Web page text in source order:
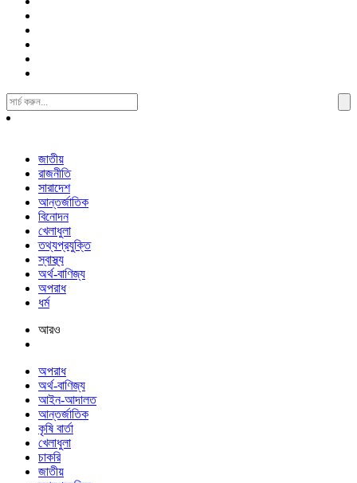
Search
For:
জাতীয়
রাজনীতি
সারাদেশ
আন্তর্জাতিক
বিনোদন
খেলাধুলা
তথ্যপ্রযুক্তি
স্বাস্থ্য
অর্থ-বাণিজ্য
অপরাধ
ধর্ম
আরও
অপরাধ
অর্থ-বাণিজ্য
আইন-আদালত
আন্তর্জাতিক
কৃষি বার্তা
খেলাধুলা
চাকরি
জাতীয়